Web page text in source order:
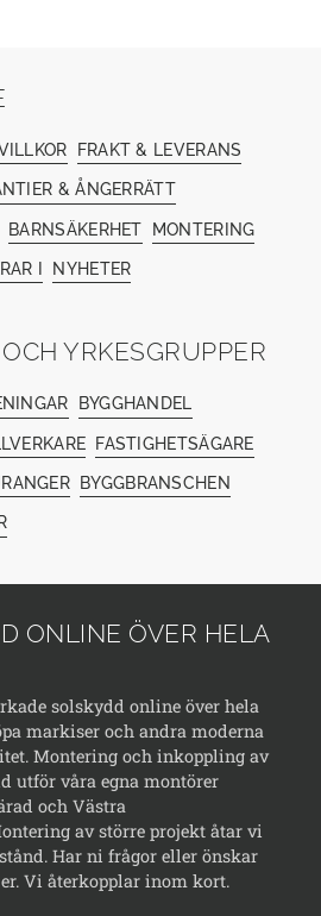
FRAKT & LEVERANS
& ÅNGERRÄTT
BARNSÄKERHET MONTERING
I NYHETER
YRKESGRUPPER
BYGGHANDEL
FASTIGHETSÄGARE
BYGGBRANSCHEN
ONLINE ÖVER HELA
solskydd online över hela
markiser och andra moderna
Montering och inkoppling av
utför våra egna montörer
och Västra
av större projekt åtar vi
Har ni frågor eller önskar
Vi återkopplar inom kort.